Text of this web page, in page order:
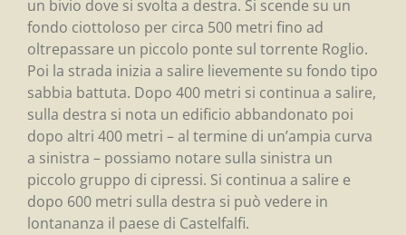
un bivio dove si svolta a destra. Si scende su un
fondo ciottoloso per circa 500 metri fino ad
oltrepassare un piccolo ponte sul torrente Roglio.
Poi la strada inizia a salire lievemente su fondo tipo
sabbia battuta. Dopo 400 metri si continua a salire,
sulla destra si nota un edificio abbandonato poi
dopo altri 400 metri – al termine di un’ampia curva
a sinistra – possiamo notare sulla sinistra un
piccolo gruppo di cipressi. Si continua a salire e
dopo 600 metri sulla destra si può vedere in
lontananza il paese di Castelfalfi.